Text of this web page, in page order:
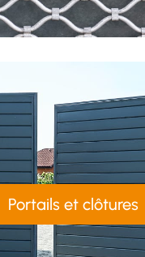
Portails et clôtures